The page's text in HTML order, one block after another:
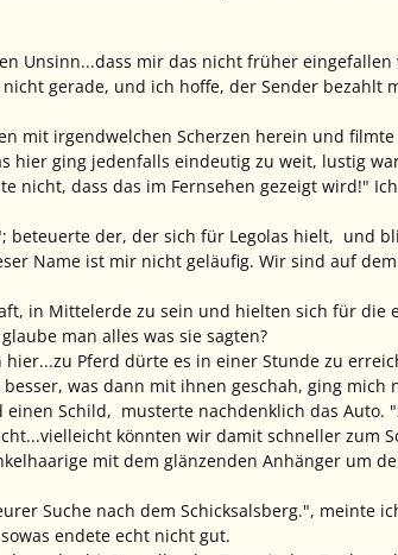
Unsinn...dass mir das nicht früher
gerade, und ich hoffe, der Sender bezahlt
mit irgendwelchen Scherzen herein und
hier ging jedenfalls eindeutig zu weit, lustig
nicht, dass das im Fernsehen gezeigt wird!"
beteuerte der, der sich für Legolas hielt, und
Name ist mir nicht geläufig. Wir sind auf
in Mittelerde zu sein und hielten sich für die
man alles was sie sagten?
Pferd dürte es in einer Stunde zu
was dann mit ihnen geschah, ging
Schild, musterte nachdenklich das Auto.
könnten wir damit schneller zum
mit dem glänzenden Anhänger um
Suche nach dem Schicksalsberg.", meinte
endete echt nicht gut.